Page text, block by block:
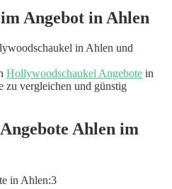
Angebot in Ahlen
in Ahlen und
Hollywoodschaukel Angebote in
zu vergleichen und günstig
Ahlen im
in Ahlen:3